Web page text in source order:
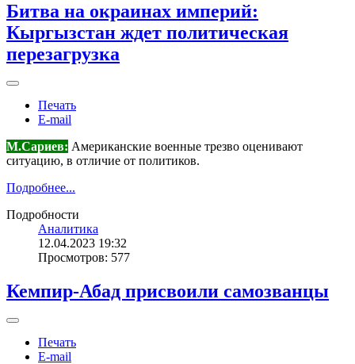
Битва на окраинах империй:
Кыргызстан ждет политическая
перезагрузка
Печать
E-mail
М.Сариев: Американские военные трезво оценивают
ситуацию, в отличие от политиков.
Подробнее...
Подробности
Аналитика
12.04.2023 19:32
Просмотров: 577
Кемпир-Абад присвоили самозванцы
Печать
E-mail